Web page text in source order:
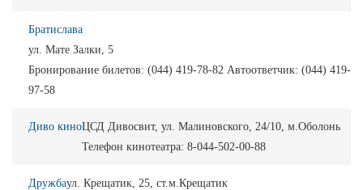
Братислава
ул. Мате Залки, 5
Бронирование билетов: (044) 419-78-82 Автоответчик: (044) 419-
97-58
Диво киноЦСД Дивосвит, ул. Малиновского, 24/10, м.Оболонь
Телефон кинотеатра: 8-044-502-00-88
Дружбаул. Крещатик, 25, ст.м.Крещатик